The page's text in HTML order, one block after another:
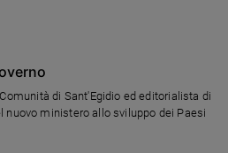
di Sant'Egidio ed editorialista di
nuovo ministero allo sviluppo dei Paesi